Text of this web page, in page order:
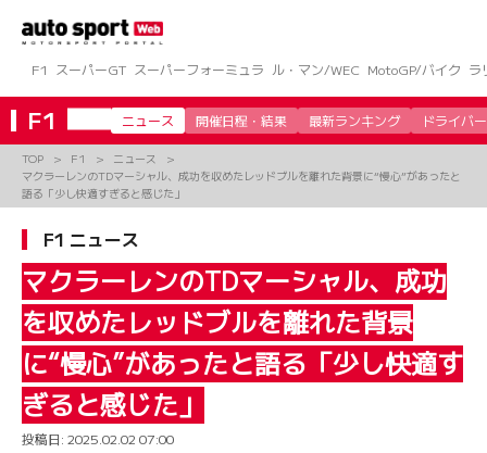
ツ
へ
ス
キ
F1 スーパーGT スーパーフォーミュラ ル・マン/WEC MotoGP/バイク ラ
F1 ニュース 開催日程・結果 最新ランキング ドライバー
TOP F1
ニュース
マクラーレンのTDマーシャル、成功を収めたレッドブルを離れた背景に“慢心”があったと
語る「少し快適すぎると感じた」
F1 ニュース
マクラーレンのTDマーシャル、成功
を収めたレッドブルを離れた背景
に“慢心”があったと語る「少し快適す
ぎると感じた」
投稿日: 2025.02.02 07:00